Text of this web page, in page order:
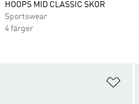
HOOPS MID CLASSIC SKOR
Sportswear
4 färger